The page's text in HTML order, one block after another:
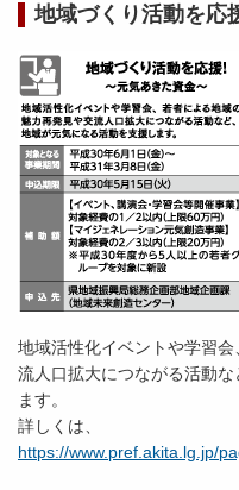
地域づくり活動を応
地域活性化イベントや学習
流人口拡大につながる活動
ます。
詳しくは、
https://www.pref.akita.lg.jp/